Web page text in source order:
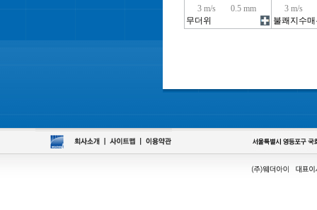
3 m/s
0.5 mm
무더위
3 m/s
불쾌지수